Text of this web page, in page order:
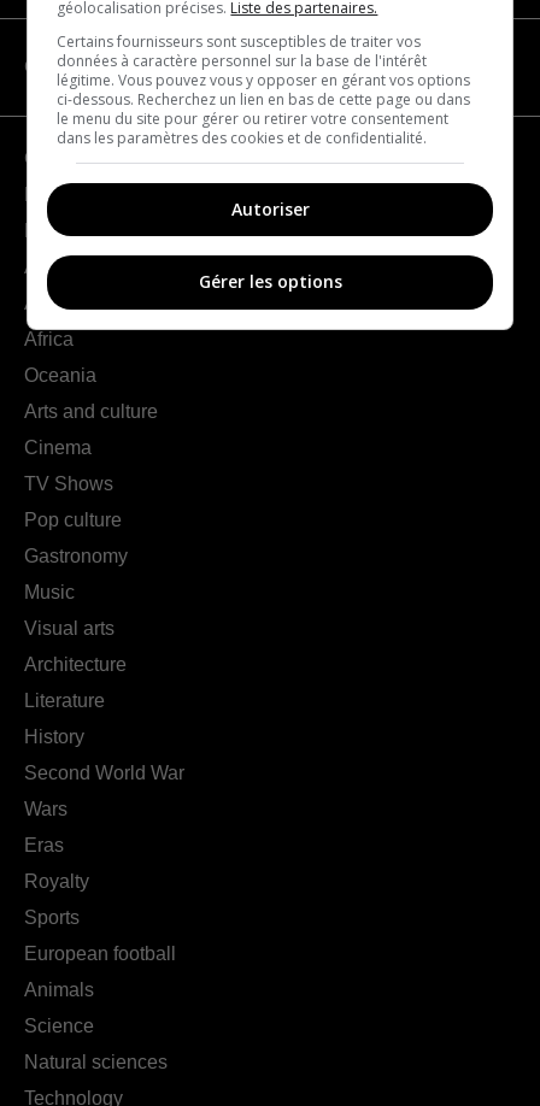
CATEGORIES
Geography
France
Europe
Americas
Asia
Africa
Oceania
Arts and culture
Cinema
TV Shows
Pop culture
Gastronomy
Music
Visual arts
Architecture
Literature
History
Second World War
Wars
Eras
Royalty
Sports
European football
Animals
Science
Natural sciences
Technology
géolocalisation précises. Liste des partenaires.
Certains fournisseurs sont susceptibles de traiter vos
données à caractère personnel sur la base de l'intérêt
légitime. Vous pouvez vous y opposer en gérant vos options
ci-dessous. Recherchez un lien en bas de cette page ou dans
le menu du site pour gérer ou retirer votre consentement
dans les paramètres des cookies et de confidentialité.
Autoriser
Gérer les options